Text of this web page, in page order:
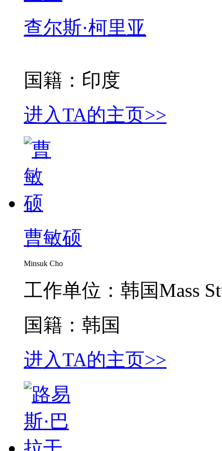
查尔斯·柯里亚
国籍：印度
进入TA的主页>>
曹敏硕
Minsuk Cho
工作单位：韩国Mass
国籍：韩国
进入TA的主页>>